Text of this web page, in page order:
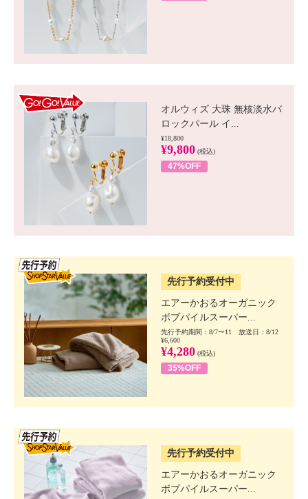
オルウィズ 大珠 無核淡水バ
ロックパール イ...
¥18,800
¥9,800 (税込)
47%OFF
先行予約受付中
エアーかおるオーガニック
ボブパイルスーパー...
先行予約期間：8/7〜11 放送日：8/12
¥6,600
¥4,280 (税込)
35%OFF
先行予約受付中
エアーかおるオーガニック
ボブパイルスーパー...